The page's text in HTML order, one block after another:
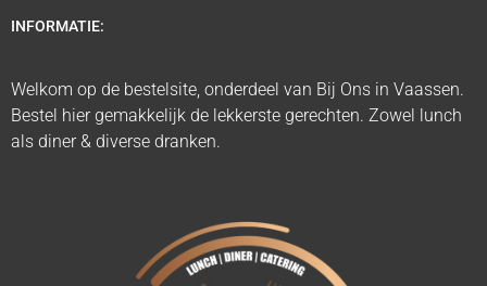
INFORMATIE:
Welkom op de bestelsite, onderdeel van Bij Ons in Vaassen.
Bestel hier gemakkelijk de lekkerste gerechten. Zowel lunch
als diner & diverse dranken.